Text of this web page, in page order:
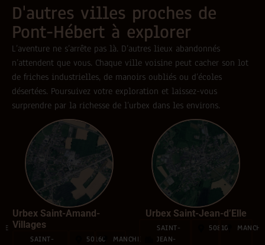
D'autres villes proches de
Pont-Hébert à explorer
L’aventure ne s’arrête pas là. D’autres lieux abandonnés
n’attendent que vous. Chaque ville voisine peut cacher son lot
de friches industrielles, de manoirs oubliés ou d’écoles
désertées. Poursuivez votre exploration et laissez-vous
surprendre par la richesse de l’urbex dans les environs.
Urbex Saint-Amand-
Villages
SAINT-
50160 MANCHE
Urbex Saint-Jean-d’Elle
SAINT-
JEAN-
50810 MANCHE